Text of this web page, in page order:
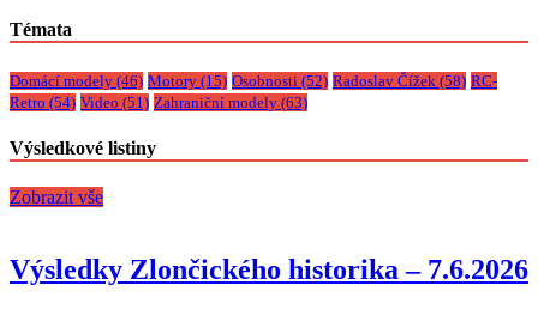
Témata
Domácí modely (46) Motory (15) Osobnosti (52) Radoslav Čížek (58) RC-
Retro (54) Video (51) Zahraniční modely (63)
Výsledkové listiny
Zobrazit vše
Výsledky Zlončického historika – 7.6.2026